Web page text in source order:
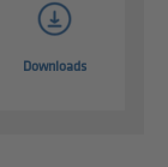
Downloads